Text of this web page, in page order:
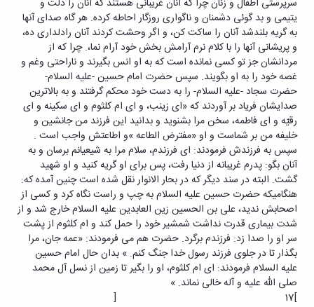
یتیمی و بد گوئی دشمنان و ناگواری روزگار احاطه کرده. هر گاه صدای آنها
به گریه بلندشد آنان را ساکت کن، و اگر وحشت کردند آنان رادلداری ده،
و پریشانی آنها را با کلام نرم آرامش بخش خود آرام نما،. چرا که از
مردانشان جز تو کسی نمانده است که به او انس بگیرند و ناراحتی وغم و
غصه خود را به او بگویند. سپس حضرت امام حسین -علیه السلام-
حضرت سجاد -علیه السلام- را به دست خود محکم گرفتند و به بالاترین
صدایشان فریاد بر آوردند که «ای زینب، و ای ام کلثوم و ای سکینه و ای
رقیّه و ای فاطمه، سخن مرا بشنوید و بدانید این فرزند من جانشین و
خلیفه من بر شماست و او «مفترض الطاعه »و اطاعتش واجب است .
سپس به فرزندش فرمودند: ای فرزندم، سلام مرا به شیعیانم برسان و به
آنان بگو: پدرم غریبانه از دنیا رفت، پس برای او گریه کنید و او شهید
گشت. البته در سند دیگر که در بحار الانوار نقل شده است چنین آمده که:
هنگامیکه حضرت حسین علیه السلام به چپ و راست نگاه کرد و کسی از
اصحابش ندید، علی بن الحسین زین العابدین علیه السلام خارج شد و از
شدت بیماری قدرت نداشت شمشیر خود را حمل کند و ام کلثوم از پشت
سر او را صدا زد: فرزندم برگرد. حضرت هم می فرمودند: «عمه جان، مرا
بگذار تا در جلوی فرزند رسول خدا جنگ کنم. » بدان حال امام حسین
علیه السلام فرمودند: ای ام کلثوم، او را بگیر تا زمین از نسل آل محمد
صلی الله علیه و آله خالی نماند. »
]17 [